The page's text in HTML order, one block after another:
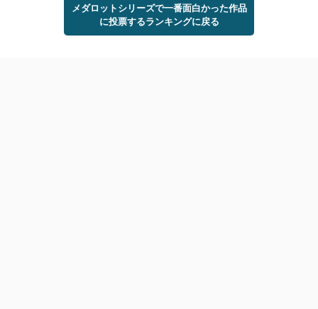
メダロットシリーズで一番面白かった作品
に投票するランキングに戻る